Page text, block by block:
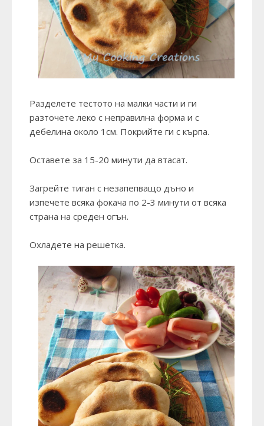
Разделете тестото на малки части и ги
разточете леко с неправилна форма и с
дебелина около 1см. Покрийте ги с кърпа.
Оставете за 15-20 минути да втасат.
Загрейте тиган с незапепващо дъно и
изпечете всяка фокача по 2-3 минути от всяка
страна на среден огън.
Охладете на решетка.